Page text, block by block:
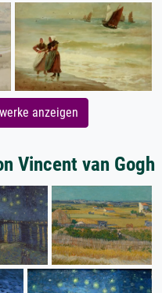
anzeigen
Vincent van Gogh